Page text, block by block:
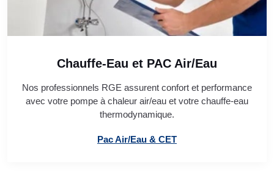
Chauffe-Eau et PAC Air/Eau
Nos professionnels RGE assurent confort et performance
avec votre pompe à chaleur air/eau et votre chauffe-eau
thermodynamique.
Pac Air/Eau & CET